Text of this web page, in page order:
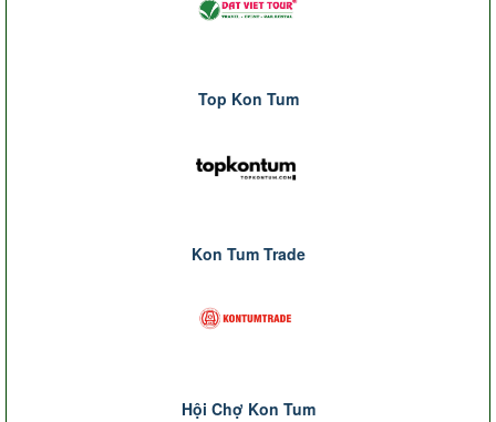
Top Kon Tum
Kon Tum Trade
Hội Chợ Kon Tum